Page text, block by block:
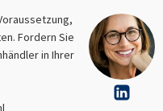
Fordern Sie
in Ihrer